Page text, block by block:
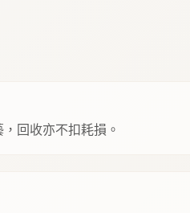
回收亦不扣耗損。